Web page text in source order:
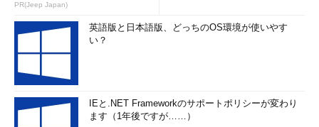
PR(Jeep Japan)
英語版と日本語版、どっちのOS環境が使いやす
い？
IEと.NET Frameworkのサポートポリシーが変わり
ます（1年後ですが……）